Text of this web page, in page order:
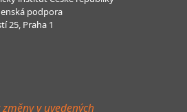
podpora
25, Praha 1
v uvedených